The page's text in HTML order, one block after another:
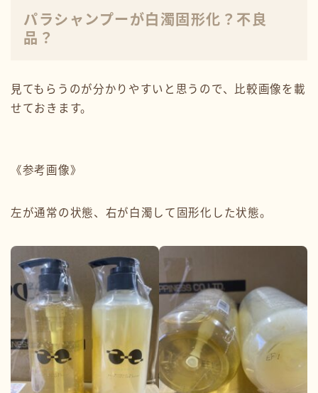
パラシャンプーが白濁固形化？不良
品？
見てもらうのが分かりやすいと思うので、比較画像を載
せておきます。
《参考画像》
左が通常の状態、右が白濁して固形化した状態。